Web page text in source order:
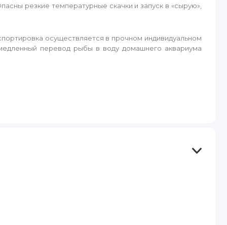
резкие температурные скачки и запуск в «сырую»,
осуществляется в прочном индивидуальном
перевод рыбы в воду домашнего аквариума